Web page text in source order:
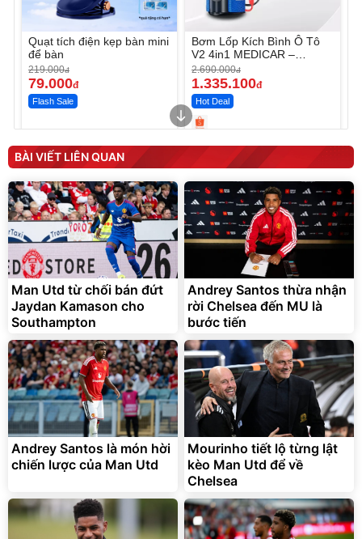
Quạt tích điện kẹp bàn mini
để bàn
219.000đ
79.000đ
Flash Sale
Bơm Lốp Kích Bình Ô Tô
V2 4in1 MEDICAR –
12.000mAh
2.690.000đ
1.335.100đ
Hot Deal
Máy ép chậm trái cây
Elmich JEE 1855OL
3.000.000đ
2.143.650đ
Flash Sale
Máy rửa xe cầm tay xịt rửa
cao áp có tạo bọt tuyết
399.000đ
Đã bán nhiều
Bạt phủ xe ô tô cao cấp,
tráng nhôm 03 lớp
392.000đ
325.000đ
Đã bán nhiều
Xe đạp điện trợ lực G-
Force C14 gấp gọn bỏ cốp
9.900.000
7.092.000đ
Đang xem nhiều
G-FORCE VIETNA
BÀI VIẾT LIÊN QUAN
Man Utd từ chối bán đứt
Jaydan Kamason cho
Southampton
Andrey Santos thừa nhận
rời Chelsea đến MU là
bước tiến
Andrey Santos là món hời
chiến lược của Man Utd
Mourinho tiết lộ từng lật
kèo Man Utd để về
Chelsea